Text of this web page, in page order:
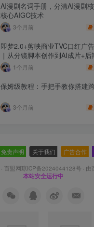
AI漫剧名词手册，分清AI漫剧
核心AIGC技术
3个月前
即梦2.0+剪映商业TVC口红广
｜从分镜脚本创作到AI成片+
程打造品牌级产品广告
1个月前
保姆级教程：手把手教你搭建
3个月前
免责声明 关于我们 广告合作
百盟网琼ICP备2024044128号 · 由
本站安全运行中